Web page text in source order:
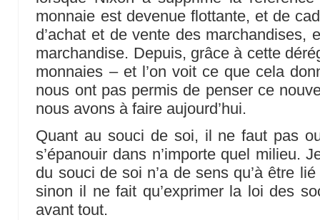
monnaie est devenue flottante, et de
d’achat et de vente des marchandises,
marchandise. Depuis, grâce à cette
monnaies – et l’on voit ce que cela
nous ont pas permis de penser ce
nous avons à faire aujourd’hui.
Quant au souci de soi, il ne faut pas
s’épanouir dans n’importe quel milieu.
du souci de soi n’a de sens qu’à être
sinon il ne fait qu’exprimer la loi des
avant tout.